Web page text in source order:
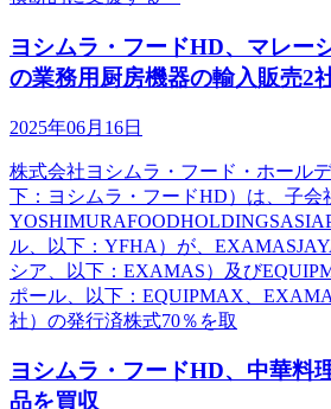
ヨシムラ・フードHD、マレー
の業務用厨房機器の輸入販売2
2025年06月16日
株式会社ヨシムラ・フード・ホール
下：ヨシムラ・フードHD）は、子会
ル、以下：YFHA）が、
シア、以下：EXAMAS）及び
ポール、以下：EQUIPMAX、
社）の発行済株式70％を取
ヨシムラ・フードHD、中華料
品を買収